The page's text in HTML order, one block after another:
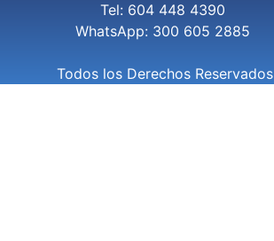
Tel: 604 448 4390
WhatsApp: 300 605 2885
Todos los Derechos Reservados